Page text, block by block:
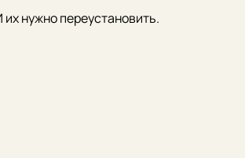
нужно переустановить.